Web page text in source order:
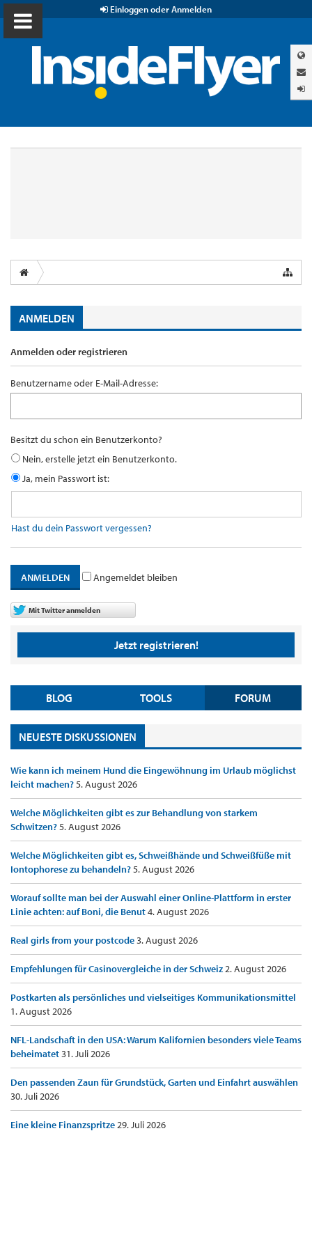
Einloggen oder Anmelden
ANMELDEN
Anmelden oder registrieren
Benutzername oder E-Mail-Adresse:
Besitzt du schon ein Benutzerkonto?
Nein, erstelle jetzt ein Benutzerkonto.
Ja, mein Passwort ist:
Hast du dein Passwort vergessen?
Angemeldet bleiben
Mit Twitter anmelden
Jetzt registrieren!
BLOG TOOLS FORUM
NEUESTE DISKUSSIONEN
Wie kann ich meinem Hund die Eingewöhnung im Urlaub möglichst
leicht machen?5. August 2026
Welche Möglichkeiten gibt es zur Behandlung von starkem
Schwitzen?5. August 2026
Welche Möglichkeiten gibt es, Schweißhände und Schweißfüße mit
Iontophorese zu behandeln?5. August 2026
Worauf sollte man bei der Auswahl einer Online-Plattform in erster
Linie achten: auf Boni, die Benut4. August 2026
Real girls from your postcode3. August 2026
Empfehlungen für Casinovergleiche in der Schweiz2. August 2026
Postkarten als persönliches und vielseitiges Kommunikationsmittel
1. August 2026
NFL-Landschaft in den USA: Warum Kalifornien besonders viele Teams
beheimatet31. Juli 2026
Den passenden Zaun für Grundstück, Garten und Einfahrt auswählen
30. Juli 2026
Eine kleine Finanzspritze29. Juli 2026